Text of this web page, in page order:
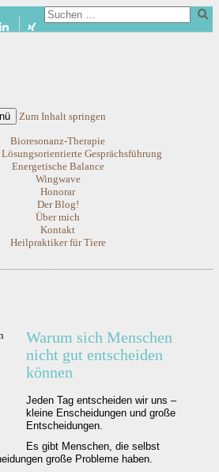
Zum Inhalt springen
Bioresonanz-Therapie
Gesprächsführung
Energetische Balance
Wingwave
Honorar
Der Blog!
Über mich
Kontakt
Heilpraktiker für Tiere
Warum sich Menschen
nicht gut entscheiden
können
Jeden Tag entscheiden wir uns –
kleine Enscheidungen und große
Entscheidungen.
Es gibt Menschen, die selbst
große Probleme haben.